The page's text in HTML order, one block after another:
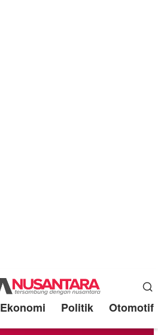
Ekonomi Politik Otomotif